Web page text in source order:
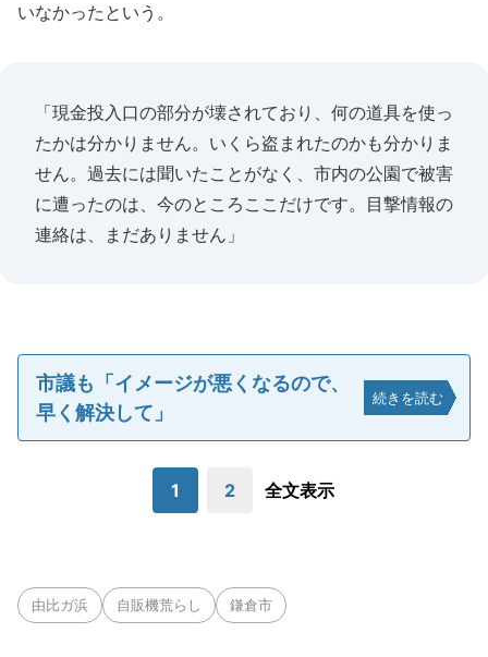
いなかったという。
「現金投入口の部分が壊されており、何の道具を使っ
たかは分かりません。いくら盗まれたのかも分かりま
せん。過去には聞いたことがなく、市内の公園で被害
に遭ったのは、今のところここだけです。目撃情報の
連絡は、まだありません」
市議も「イメージが悪くなるので、
早く解決して」
続きを読む
1 2 全文表示
由比ガ浜 自販機荒らし 鎌倉市